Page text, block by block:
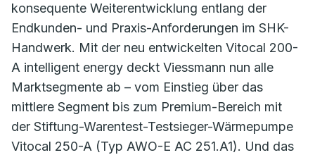
konsequente Weiterentwicklung entlang der
Endkunden- und Praxis-Anforderungen im SHK-
Handwerk. Mit der neu entwickelten Vitocal 200-
A intelligent energy deckt Viessmann nun alle
Marktsegmente ab – vom Einstieg über das
mittlere Segment bis zum Premium-Bereich mit
der Stiftung-Warentest-Testsieger-Wärmepumpe
Vitocal 250-A (Typ AWO-E AC 251.A1). Und das